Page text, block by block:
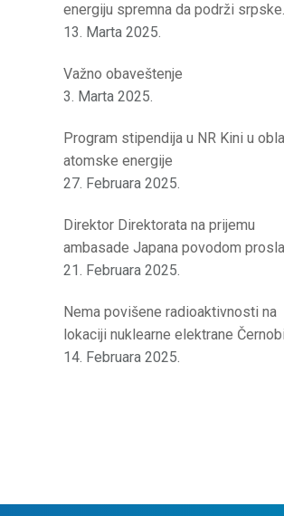
energiju spremna da podrži srpske
institucije
13. Marta 2025.
Važno obaveštenje
3. Marta 2025.
Program stipendija u NR Kini u
atomske energije
27. Februara 2025.
Direktor Direktorata na prijemu
ambasade Japana povodom
rođendana japanskog cara
21. Februara 2025.
Nema povišene radioaktivnosti na
lokaciji nuklearne elektrane
14. Februara 2025.